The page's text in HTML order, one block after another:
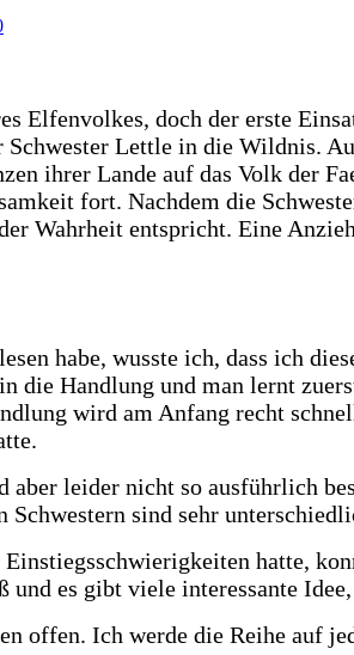
Elfenvolkes, doch der erste
Lettle in die Wildnis.
ihrer Lande auf das Volk der
fort. Nachdem die
Wahrheit entspricht. Eine
habe, wusste ich, dass ich
die Handlung und man lernt
wird am Anfang recht
leider nicht so ausführlich
sind sehr
hatte,
und es gibt viele interessante
offen. Ich werde die Reihe auf